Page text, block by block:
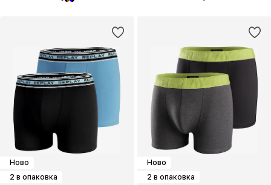
Ново
2 в опаковка
Ново
2 в опаковка